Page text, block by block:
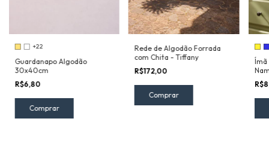
+22
Guardanapo Algodão
30x40cm
R$6,80
Comprar
Rede de Algodão Forrada
com Chita - Tiffany
R$172,00
Ímã